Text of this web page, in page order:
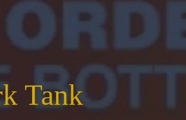
centrale
du Sud-Est
Orient
Îles du Pacifique
Tank